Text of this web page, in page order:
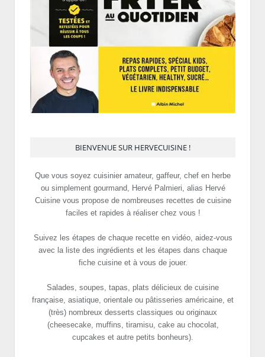
BIENVENUE SUR HERVECUISINE !
Que vous soyez cuisinier amateur, gaffeur, chef en herbe
ou simplement gourmand, Hervé Palmieri, alias Hervé
Cuisine vous propose de nombreuses recettes de cuisine
faciles et rapides à réaliser chez vous !
Suivez les étapes de chaque recette en vidéo, aidez-vous
avec la liste des ingrédients et les étapes dans chaque
fiche cuisine et à vous de jouer.
Salades, soupes, tapas, plats délicieux de cuisine
française, asiatique, orientale ou pâtisseries américaine, et
(très) nombreux desserts classiques ou originaux
(cheesecake, muffins, tiramisu, cake au chocolat,
cupcakes et autre petits bonheurs).